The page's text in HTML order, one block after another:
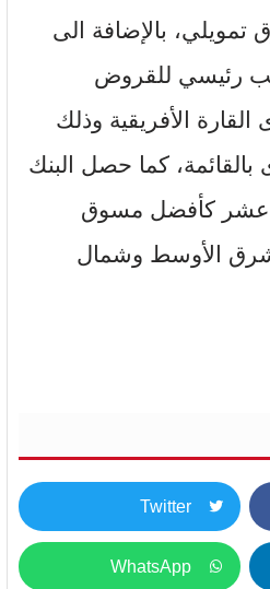
بالإضافة الى
رئيسي للقروض
الأفريقية وذلك
كما حصل البنك
عشر كأفضل مسوق
الأوسط وشمال
Twitter
WhatsApp